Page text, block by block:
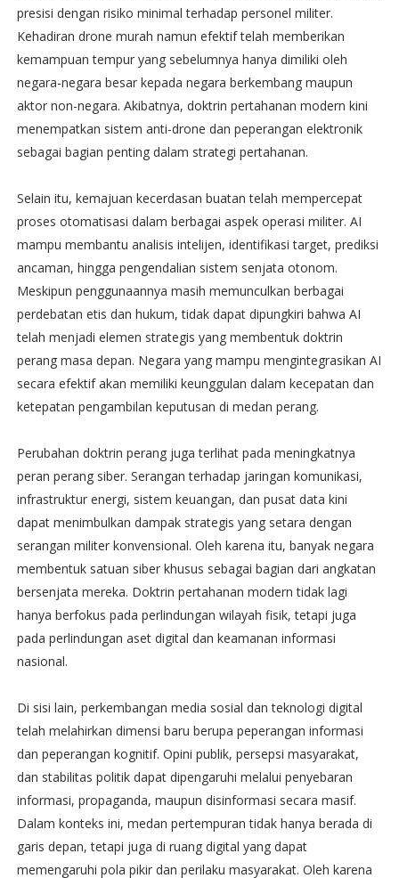
presisi dengan risiko minimal terhadap personel militer.
Kehadiran drone murah namun efektif telah memberikan
kemampuan tempur yang sebelumnya hanya dimiliki oleh
negara-negara besar kepada negara berkembang maupun
aktor non-negara. Akibatnya, doktrin pertahanan modern kini
menempatkan sistem anti-drone dan peperangan elektronik
sebagai bagian penting dalam strategi pertahanan.
Selain itu, kemajuan kecerdasan buatan telah mempercepat
proses otomatisasi dalam berbagai aspek operasi militer. AI
mampu membantu analisis intelijen, identifikasi target, prediksi
ancaman, hingga pengendalian sistem senjata otonom.
Meskipun penggunaannya masih memunculkan berbagai
perdebatan etis dan hukum, tidak dapat dipungkiri bahwa AI
telah menjadi elemen strategis yang membentuk doktrin
perang masa depan. Negara yang mampu mengintegrasikan AI
secara efektif akan memiliki keunggulan dalam kecepatan dan
ketepatan pengambilan keputusan di medan perang.
Perubahan doktrin perang juga terlihat pada meningkatnya
peran perang siber. Serangan terhadap jaringan komunikasi,
infrastruktur energi, sistem keuangan, dan pusat data kini
dapat menimbulkan dampak strategis yang setara dengan
serangan militer konvensional. Oleh karena itu, banyak negara
membentuk satuan siber khusus sebagai bagian dari angkatan
bersenjata mereka. Doktrin pertahanan modern tidak lagi
hanya berfokus pada perlindungan wilayah fisik, tetapi juga
pada perlindungan aset digital dan keamanan informasi
nasional.
Di sisi lain, perkembangan media sosial dan teknologi digital
telah melahirkan dimensi baru berupa peperangan informasi
dan peperangan kognitif. Opini publik, persepsi masyarakat,
dan stabilitas politik dapat dipengaruhi melalui penyebaran
informasi, propaganda, maupun disinformasi secara masif.
Dalam konteks ini, medan pertempuran tidak hanya berada di
garis depan, tetapi juga di ruang digital yang dapat
memengaruhi pola pikir dan perilaku masyarakat. Oleh karena